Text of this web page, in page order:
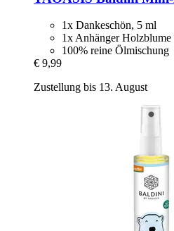
1x Dankeschön, 5 ml
1x Anhänger Holzblume
100% reine Ölmischung
€ 9,99
Zustellung bis 13. August